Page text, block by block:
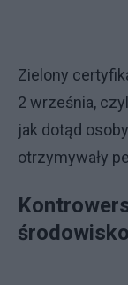
Zielony
2 września,
jak dotąd
otrzymywały